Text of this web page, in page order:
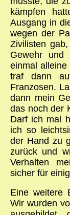
kämpfen
Ausgang in
wegen der
Zivilisten
Gewehr
einmal
traf dann
Franzosen.
dann mein
das noch der
Darf ich mal
ich so
der Hand zu
zurück und
Verhalten
sicher für
Eine weitere
Wir wurden